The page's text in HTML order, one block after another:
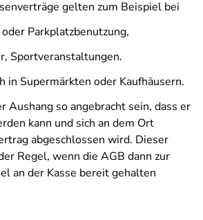
gelten zum Beispiel bei
Parkplatzbenutzung,
Sportveranstaltungen.
in Supermärkten oder Kaufhäusern.
Aushang so angebracht sein, dass er
kann und sich an dem Ort
abgeschlossen wird. Dieser
Regel, wenn die AGB dann zur
an der Kasse bereit gehalten